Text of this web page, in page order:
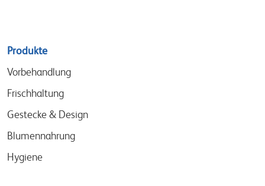
Sitemap
menu
Produkte
Vorbehandlung
Frischhaltung
Gestecke & Design
Blumennahrung
Hygiene